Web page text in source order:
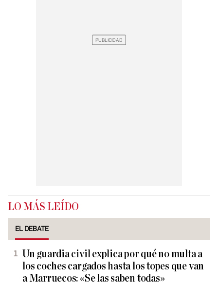
LO MÁS LEÍDO
EL DEBATE
Un guardia civil explica por qué no multa a
los coches cargados hasta los topes que van
a Marruecos: «Se las saben todas»